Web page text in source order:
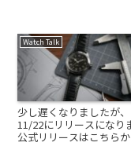
Watch Talk
少し遅くなりましたが
11/22にリリースになり
公式リリースはこちら